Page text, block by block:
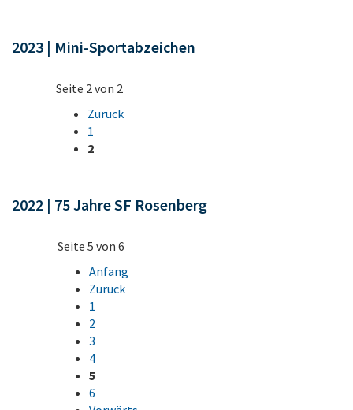
2023 | Mini-Sportabzeichen
Seite 2 von 2
Zurück
1
2
2022 | 75 Jahre SF Rosenberg
Seite 5 von 6
Anfang
Zurück
1
2
3
4
5
6